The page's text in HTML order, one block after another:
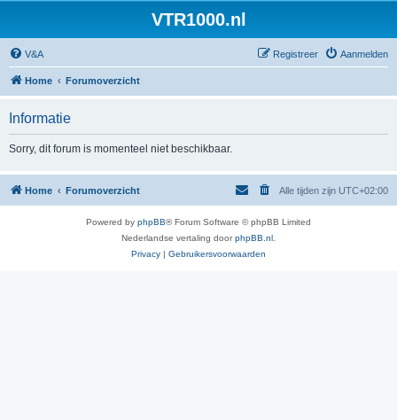
VTR1000.nl
V&A Aanmelden
Registreer
Home Forumoverzicht
Informatie
Sorry, dit forum is momenteel niet beschikbaar.
Home Forumoverzicht Alle tijden zijn UTC+02:00
Powered by phpBB® Forum Software © phpBB Limited
Nederlandse vertaling doorphpBB.nl
Privacy | Gebruikersvoorwaarden